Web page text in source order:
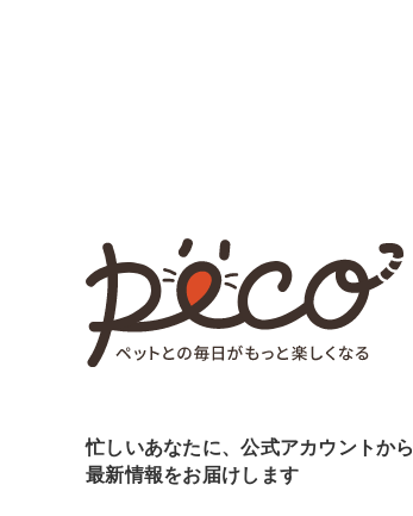
忙しいあなたに、公式アカウントから
最新情報をお届けします